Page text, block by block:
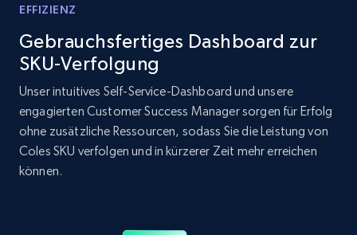
price, Currency, Availability, Reviews count, and
2.1K+ 375+
Amazon products global dataset - Collect
Amazon products by seller URL
EFFIZIENZ
Gebrauchsfertiges Dashboard zur
SKU-Verfolgung
Unser intuitives Self-Service-Dashboard und unsere
engagierten Customer Success Manager sorgen für Erfolg
ohne zusätzliche Ressourcen, sodass Sie die Leistung von
Coles SKU verfolgen und in kürzerer Zeit mehr erreichen
können.